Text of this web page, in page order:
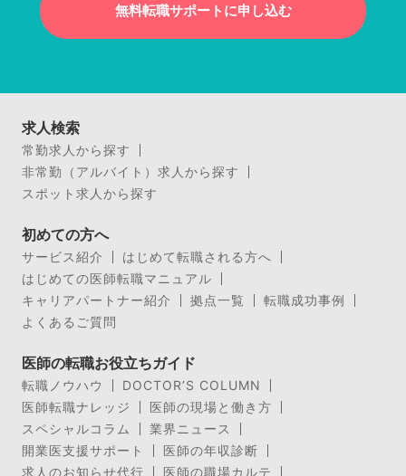
無料転職サポートに申し込む
求人検索
常勤求人から探す
非常勤（アルバイト）求人から探す
スポット求人から探す
初めての方へ
サービス紹介
はじめて転職される方へ
はじめての医師転職マニュアル
キャリアパートナー紹介
拠点一覧
転職成功事例
よくあるご質問
医師の転職お役立ちガイド
転職ノウハウ
DOCTOR’S COLUMN
医師転職ナレッジ
医師の現場と働き方
スペシャルコラム
業界ニュース
開業医支援サポート
医師の年収診断
求人のお知らせ代行
医師の職場カルテ